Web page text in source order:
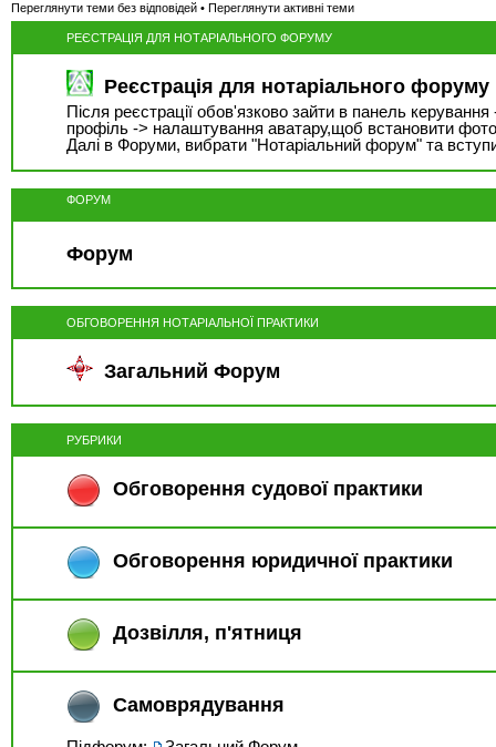
Переглянути теми без відповідей • Переглянути активні теми
РЕЄСТРАЦІЯ ДЛЯ НОТАРІАЛЬНОГО ФОРУМУ
Реєстрація для нотаріального форуму
Після реєстрації обов'язково зайти в панель керування
профіль -> налаштування аватару,щоб встановити
Далі в Форуми, вибрати "Нотаріальний форум" та
ФОРУМ
Форум
ОБГОВОРЕННЯ НОТАРІАЛЬНОЇ ПРАКТИКИ
Загальний Форум
РУБРИКИ
Обговорення судової практики
Обговорення юридичної практики
Дозвiлля, п'ятниця
Самоврядування